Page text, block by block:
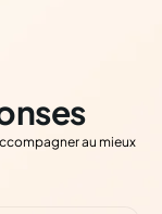
au mieux